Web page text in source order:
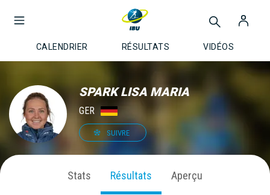
CALENDRIER RÉSULTATS VIDÉOS
SPARK LISA MARIA
GER
SUIVRE
Stats Résultats Aperçu